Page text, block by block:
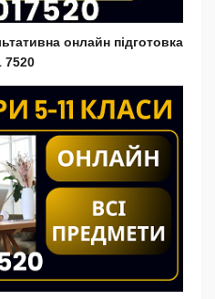
онлайн підготовка
7520